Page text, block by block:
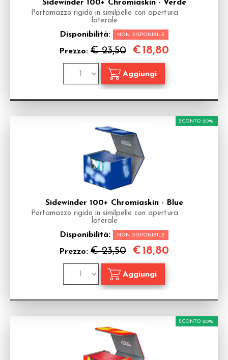
Sidewinder 100+ Chromiaskin - Verde
Portamazzo rigido in similpelle con apertura
laterale
Disponibilità: NON DISPONIBILE
Prezzo: € 23,50 €18,80
Sidewinder 100+ Chromiaskin - Blue
Portamazzo rigido in similpelle con apertura
laterale
Disponibilità: NON DISPONIBILE
Prezzo: € 23,50
SCONTO 20%
€18,80
SCONTO 20%